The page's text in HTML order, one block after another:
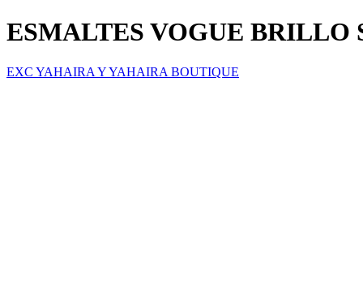
ESMALTES VOGUE BRILLO
EXC YAHAIRA Y YAHAIRA BOUTIQUE